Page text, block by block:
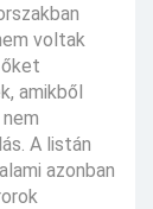
voltak
amikből
A listán
azonban